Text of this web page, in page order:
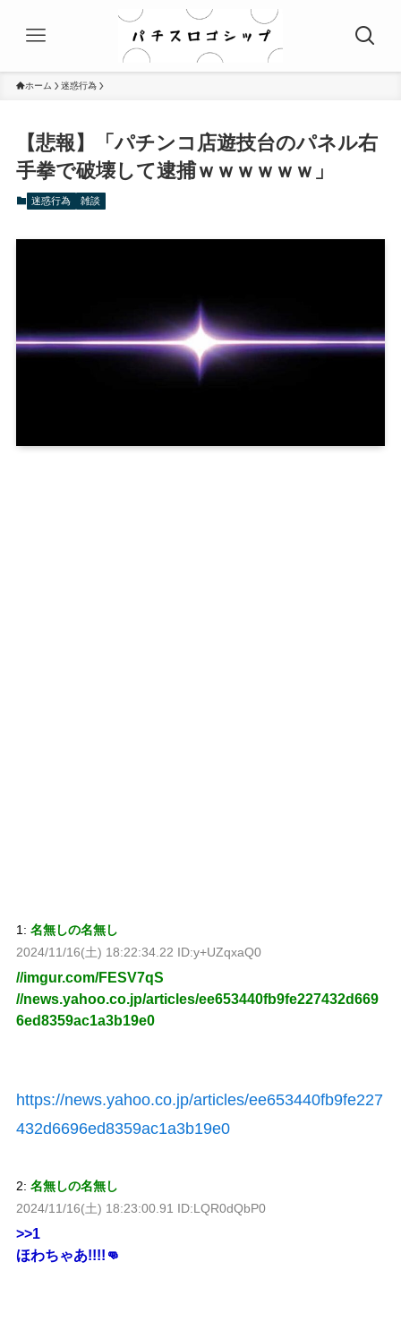
ホーム 迷惑行為
【悲報】「パチンコ店遊技台のパネル右
手拳で破壊して逮捕ｗｗｗｗｗｗ」
迷惑行為 雑談
1: 名無しの名無し
2024/11/16(土) 18:22:34.22 ID:y+UZqxaQ0
//imgur.com/FESV7qS
//news.yahoo.co.jp/articles/ee653440fb9fe227432d669
6ed8359ac1a3b19e0
https://news.yahoo.co.jp/articles/ee653440fb9fe227
432d6696ed8359ac1a3b19e0
2: 名無しの名無し
2024/11/16(土) 18:23:00.91 ID:LQR0dQbP0
>>1
ほわちゃあ!!!!👊